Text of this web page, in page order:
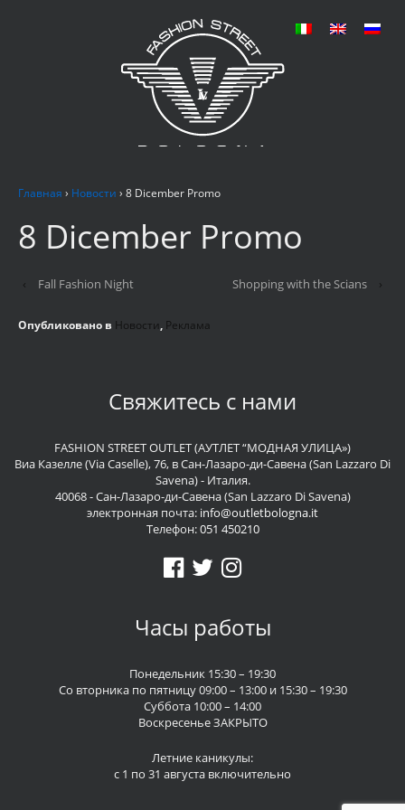
Главная › Новости › 8 Dicember Promo
8 Dicember Promo
‹ Fall Fashion Night Shopping with the Scians ›
Опубликовано в Новости, Реклама
Свяжитесь с нами
FASHION STREET OUTLET (АУТЛЕТ “МОДНАЯ УЛИЦА»)
Виа Казелле (Via Caselle), 76, в Сан-Лазаро-ди-Савена (San Lazzaro Di
Savena) - Италия.
40068 - Сан-Лазаро-ди-Савена (San Lazzaro Di Savena)
электронная почта: info@outletbologna.it
Телефон:051 450210
Часы работы
Понедельник 15:30 – 19:30
Со вторника по пятницу 09:00 – 13:00 и 15:30 – 19:30
Суббота 10:00 – 14:00
Воскресенье ЗАКРЫТО
Летние каникулы:
с 1 по 31 августа включительно